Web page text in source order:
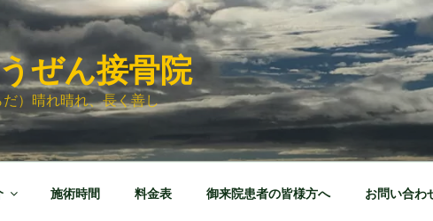
ぜん接骨院
）晴れ晴れ、長く善し
施術時間 料金表 御来院患者の皆様方へ お問い合わ